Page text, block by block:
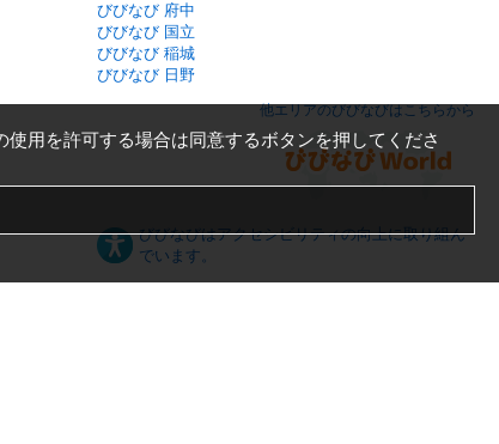
びびなび 府中
びびなび 国立
びびなび 稲城
びびなび 日野
他エリアのびびなびはこちらから
びびなびはアクセシビリティの向上に取り組ん
でいます。
使用を許可する場合は同意するボタンを押してくださ